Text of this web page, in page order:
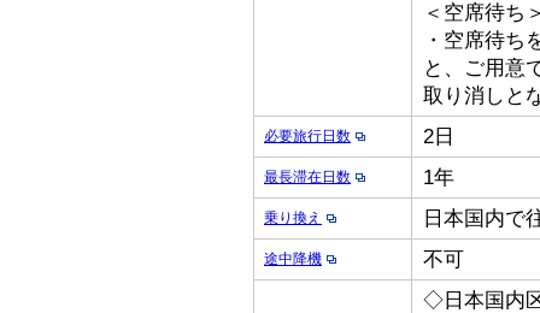
＜空席待ち
・空席待ち
と、ご用意
取り消しと
必要旅行日数 2日
最長滞在日数 1年
乗り換え 日本国内で
途中降機 不可
◇日本国内